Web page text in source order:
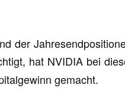
der
hat NVIDIA bei
gemacht.